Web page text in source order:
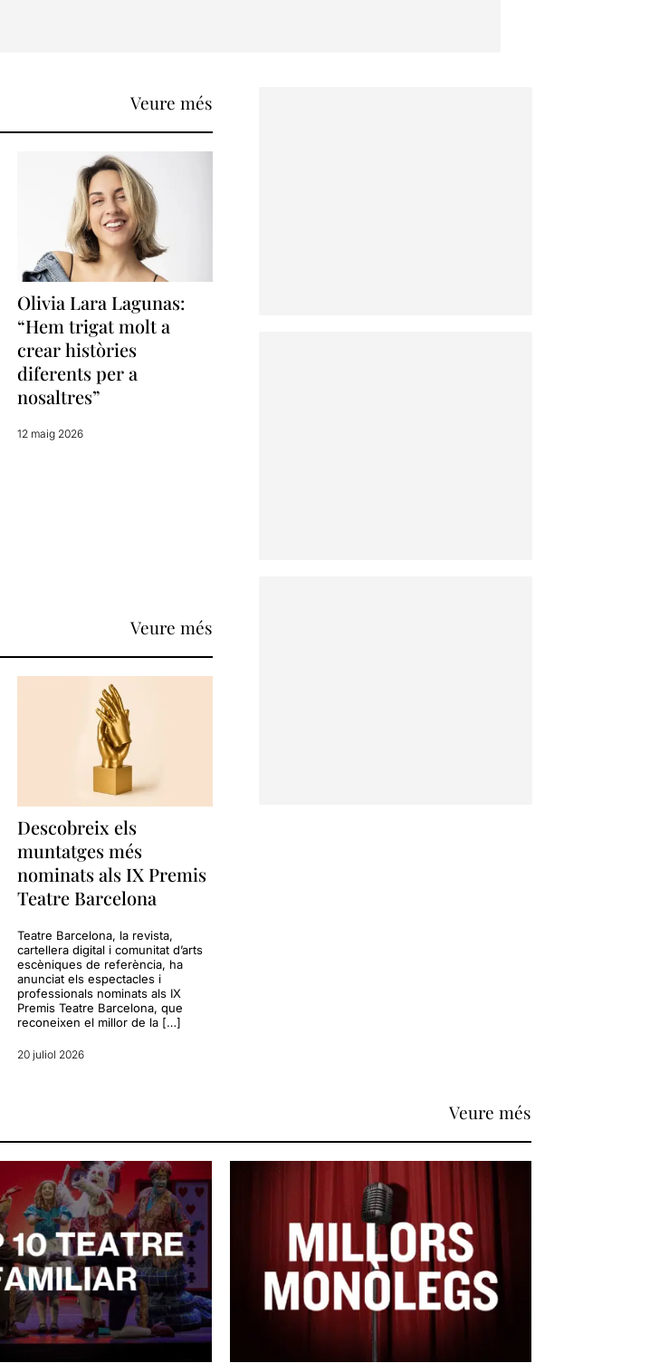
Veure més
Olivia Lara Lagunas:
“Hem trigat molt a
crear històries
diferents per a
nosaltres”
12 maig 2026
Veure més
Descobreix els
muntatges més
nominats als IX Premis
Teatre Barcelona
Teatre Barcelona, la revista,
cartellera digital i comunitat d’arts
escèniques de referència, ha
anunciat els espectacles i
professionals nominats als IX
Premis Teatre Barcelona, que
reconeixen el millor de la […]
20 juliol 2026
Veure més